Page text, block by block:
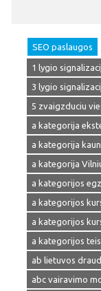
SEO paslaugos
1 lygio
3 lygio
5 zvaigzduciu
a kategorija
a kategorija
a kategorija
a kategorijos
a kategorijos
a kategorijos
a kategorijos
ab lietuvos
abc vairavimo